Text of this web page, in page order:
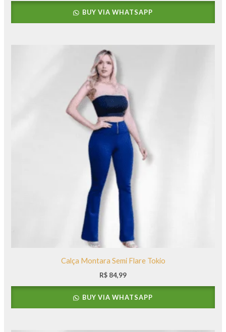
BUY VIA WHATSAPP
Calça Montara Semi Flare Tokio
R$ 84,99
BUY VIA WHATSAPP